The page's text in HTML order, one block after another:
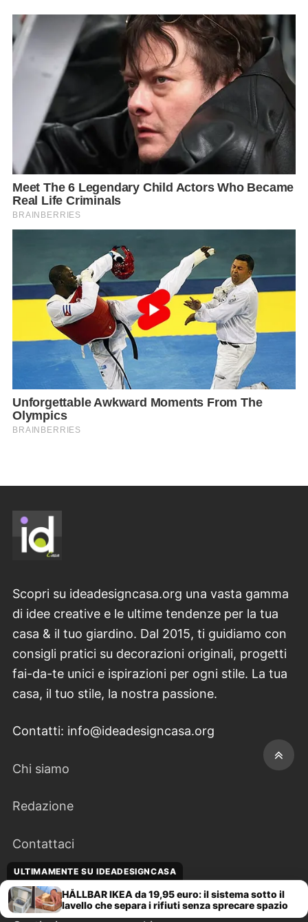
Scopri su ideadesigncasa.org una vasta gamma
di idee creative e le ultime tendenze per la tua
casa & il tuo giardino. Dal 2015, ti guidiamo con
consigli pratici su decorazioni originali, progetti
fai-da-te unici e ispirazioni per ogni stile. La tua
casa, il tuo stile, la nostra passione.
Contatti: info@ideadesigncasa.org
Chi siamo
Redazione
Contattaci
Disclaimer
ULTIMAMENTE SU IDEADESIGNCASA
HÅLLBAR IKEA da 19,95 euro: il sistema sotto il
lavello che separa i rifiuti senza sprecare spazio